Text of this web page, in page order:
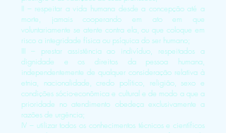
II – respeitar a vida humana desde a concepção até a
morte, jamais cooperando em ato em que
voluntariamente se atente contra ela, ou que coloque em
risco a integridade física ou psíquica do ser humano;
III – prestar assistência ao indivíduo, respeitados a
dignidade e os direitos da pessoa humana,
independentemente de qualquer consideração relativa à
etnia, nacionalidade, credo político, religião, sexo e
condições sócio-econômica e cultural e de modo a que a
prioridade no atendimento obedeça exclusivamente a
razões de urgência;
IV – utilizar todos os conhecimentos técnicos e científicos